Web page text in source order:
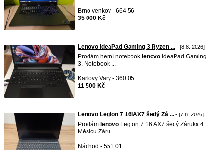
Brno venkov - 664 56
35 000 Kč
Lenovo IdeaPad Gaming 3 Ryzen ... - [8.8. 2026]
Prodám herní notebook lenovo IdeaPad Gaming
3. Notebook ...
Karlovy Vary - 360 05
11 500 Kč
Lenovo Legion 7 16IAX7 šedý Zá ... - [7.8. 2026]
Prodám lenovo Legion 7 16IAX7 šedý Záruka 4
Měsicu Záru ...
Náchod - 551 01